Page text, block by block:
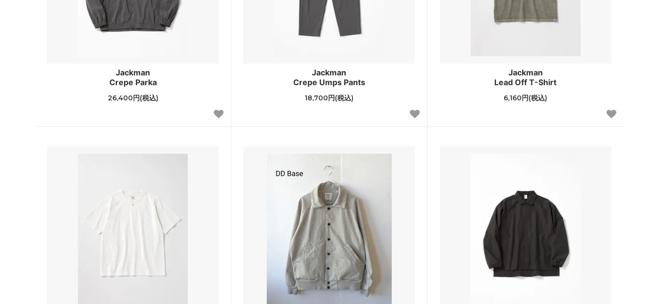
Jackman
Crepe Parka
26,400円(税込)
Jackman
Crepe Umps Pants
18,700円(税込)
Jackman
Lead Off T-Shirt
6,160円(税込)